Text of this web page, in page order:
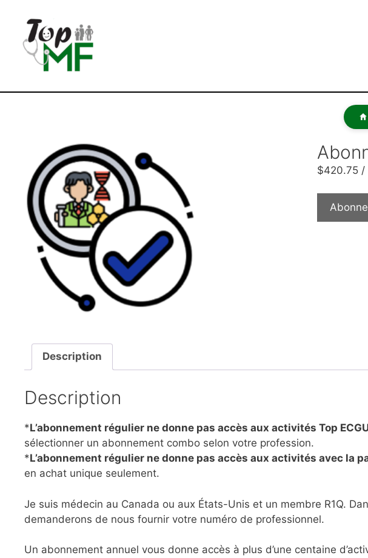
$420.75 /
Description
Description
*L’abonnement régulier ne donne pas accès aux activités Top
sélectionner un abonnement combo selon votre profession.
*L’abonnement régulier ne donne pas accès aux activités avec la
en achat unique seulement.
Je suis médecin au Canada ou aux États-Unis et un membre R1Q.
demanderons de nous fournir votre numéro de professionnel.
Un abonnement annuel vous donne accès à plus d’une centaine